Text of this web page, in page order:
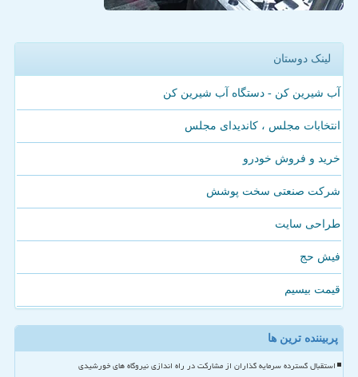
لینک دوستان
آب شیرین کن - دستگاه آب شیرین کن
انتخابات مجلس ، کاندیدای مجلس
خرید و فروش خودرو
شرکت صنعتی سخت پوشش
طراحی سایت
فیش حج
قیمت بیسیم
پربیننده ترین ها
استقبال گسترده سرمایه گذاران از مشارکت در راه اندازی نیروگاه های خورشیدی